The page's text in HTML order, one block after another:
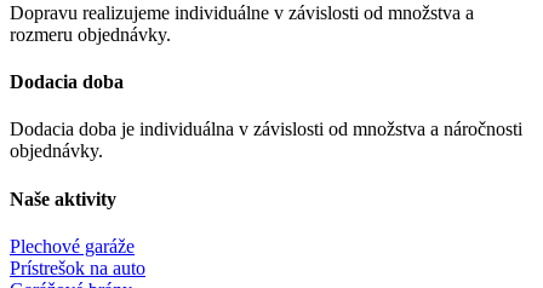
Dopravu realizujeme individuálne v závislosti od množstva a
rozmeru objednávky.
Dodacia doba
Dodacia doba je individuálna v závislosti od množstva a náročnosti
objednávky.
Naše aktivity
Plechové garáže
Prístrešok na auto